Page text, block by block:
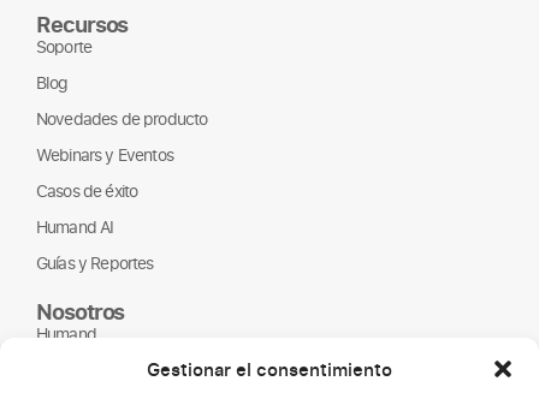
Gestionar el consentimiento
Recursos
Soporte
Blog
Novedades de producto
Webinars y Eventos
Casos de éxito
Humand AI
Guías y Reportes
Nosotros
Humand
Página de empleo